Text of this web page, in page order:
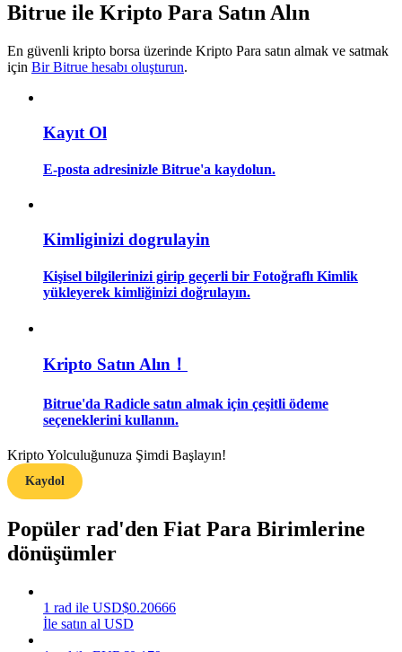
Rehber
Nasıl kârlı kalabileceğinizi öğrenin
Kazan
Bitrue ile Kripto Para Satın Alın
En güvenli kripto borsa üzerinde Kripto Para satın almak ve satmak
için Bir Bitrue hesabı oluşturun.
Kayıt Ol
E-posta adresinizle Bitrue'a kaydolun.
Kimliginizi dogrulayin
Kişisel bilgilerinizi girip geçerli bir Fotoğraflı Kimlik
yükleyerek kimliğinizi doğrulayın.
Kripto Satın Alın！
Bitrue'da Radicle satın almak için çeşitli ödeme
seçeneklerini kullanın.
Kripto Yolculuğunuza Şimdi Başlayın!
Kaydol
Popüler rad'den Fiat Para Birimlerine
dönüşümler
1 rad ile USD$0.20666
İle satın al USD